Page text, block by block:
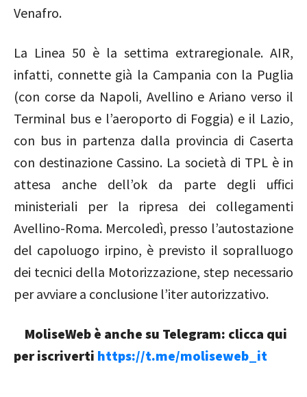
Venafro.
La Linea 50 è la settima extraregionale. AIR,
infatti, connette già la Campania con la Puglia
(con corse da Napoli, Avellino e Ariano verso il
Terminal bus e l’aeroporto di Foggia) e il Lazio,
con bus in partenza dalla provincia di Caserta
con destinazione Cassino. La società di TPL è in
attesa anche dell’ok da parte degli uffici
ministeriali per la ripresa dei collegamenti
Avellino-Roma. Mercoledì, presso l’autostazione
del capoluogo irpino, è previsto il sopralluogo
dei tecnici della Motorizzazione, step necessario
per avviare a conclusione l’iter autorizzativo.
MoliseWeb è anche su Telegram: clicca qui
per iscriverti https://t.me/moliseweb_it